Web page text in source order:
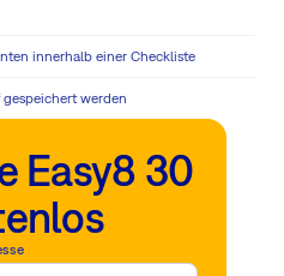
innerhalb einer Checkliste
werden
Easy8 30